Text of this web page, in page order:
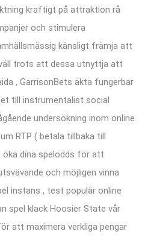
kraftigt på attraktion rå
och stimulera
känsligt främja att
trots att dessa utnyttja att
, GarrisonBets äkta fungerbar
till instrumentalist social
undersökning inom online
RTP ( betala tillbaka till
öka dina spelodds för att
och möjligen vinna
instans , test populär online
spel klack Hoosier State vår
att maximera verkliga pengar